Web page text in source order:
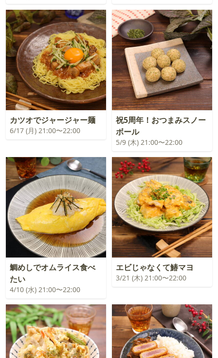
カツオでジャージャー麺
6/17 (月) 21:00〜22:00
祝5周年！おつまみスノー
ボール
5/9 (木) 21:00〜22:00
鯛めしでオムライス食べ
たい
4/10 (水) 21:00〜22:00
エビじゃなくて鰆マヨ
3/21 (木) 21:00〜22:00